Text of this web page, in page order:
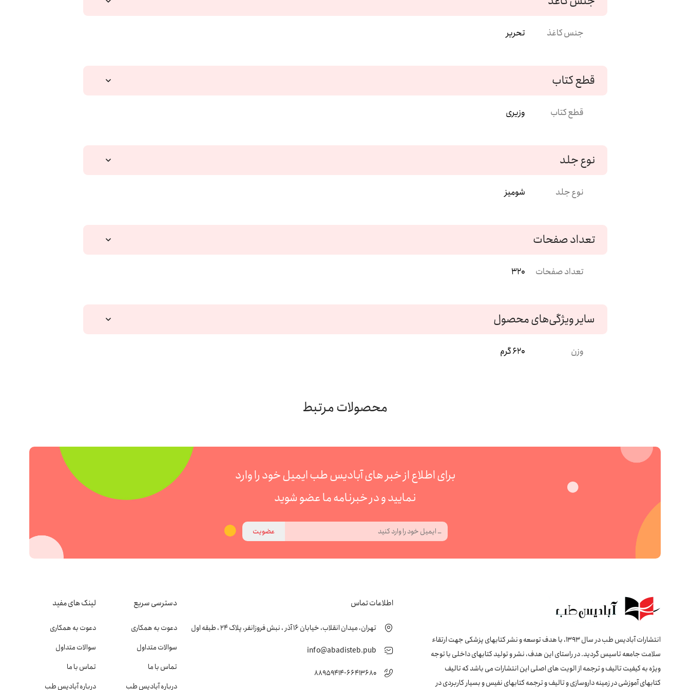
جنس کاغذ تحریر
قطع کتاب
قطع کتاب وزیری
نوع جلد
نوع جلد شومیز
تعداد صفحات
تعداد صفحات 320
سایر ویژگی‌های محصول
وزن 620 گرم
محصولات مرتبط
برای اطلاع از خبر های آبادیس طب ایمیل خود را وارد
نمایید و در خبرنامه ما عضو شوید
عضویت
انتشارات آبادیس طب در سال 1393، با هدف توسعه و نشر کتابهای پزشکی جهت ارتقاء
سلامت جامعه تاسیس گردید. در راستای این هدف، نشر و تولید کتابهای داخلی با توجه
ویژه به کیفیت تالیف و ترجمه از الویت های اصلی این انتشارات می باشد که تالیف
کتابهای آموزشی در زمینه داروسازی و تالیف و ترجمه کتابهای نفیس و بسیار کاربردی در
اطلاعات تماس
تهران، میدان انقلاب، خیابان 16 آذر ، نبش فروزانفر، پلاک 24 ، طبقه اول
info@abadisteb.pub
88959414-66413680
دسترسی سریع
دعوت به همکاری
سوالات متداول
تماس با ما
درباره آبادیس طب
لینک های مفید
دعوت به همکاری
سوالات متداول
تماس با ما
درباره آبادیس طب